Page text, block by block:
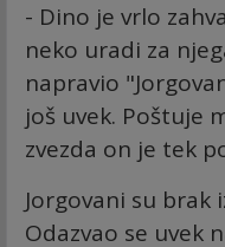
- Dino je vrlo
neko uradi za
napravio
još uvek. Poštuje
zvezda on je tek
Jorgovani su brak
Odazvao se uvek